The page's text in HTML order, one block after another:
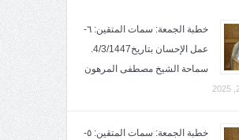
خطبة الجمعة: سمات المتقين: ٦-
عمل الإحسان بتاريخ4/3/1447.
سماحة الشيخ مصطفى المرهون
خطبة الجمعة: سمات المتقين: ٥-